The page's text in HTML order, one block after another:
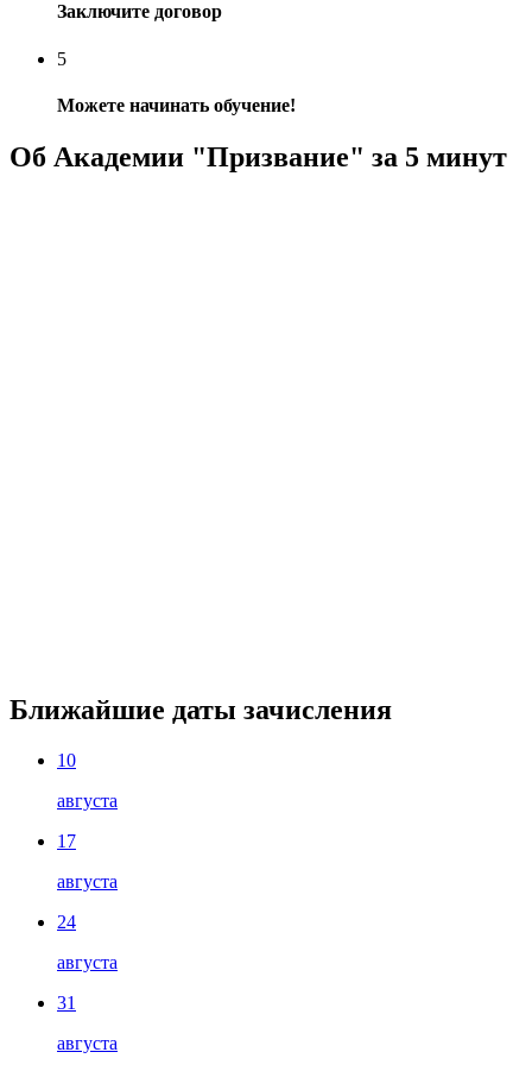
Заключите договор
5
Можете начинать обучение!
Об Академии "Призвание" за 5 минут
Ближайшие даты зачисления
10
августа
17
августа
24
августа
31
августа